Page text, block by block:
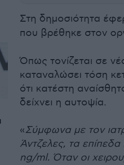
Στη δημοσιότητα
που βρέθηκε στον
Όπως τονίζεται σε
καταναλώσει τόση
ότι κατέστη
δείχνει η αυτοψία.
«Σύμφωνα με τον
Άντζελες, τα
ng/ml. Όταν οι